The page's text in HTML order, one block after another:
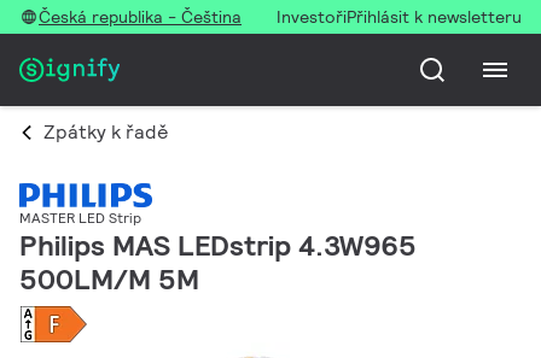
Česká republika - Čeština InvestořiPřihlásit k newsletteru
Zpátky k řadě
MASTER LED Strip
Philips MAS LEDstrip 4.3W965
500LM/M 5M